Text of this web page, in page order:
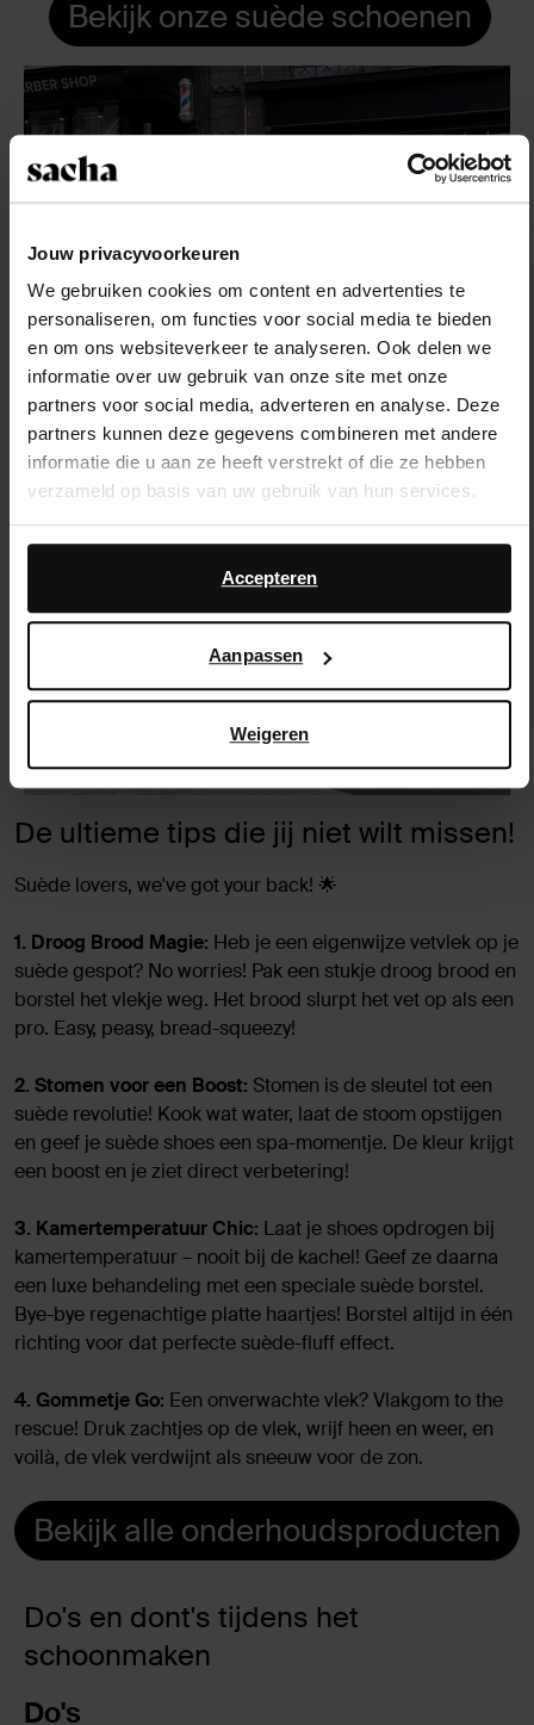
Jouw privacyvoorkeuren
We gebruiken cookies om content en advertenties te
personaliseren, om functies voor social media te bieden
en om ons websiteverkeer te analyseren. Ook delen we
informatie over uw gebruik van onze site met onze
partners voor social media, adverteren en analyse. Deze
partners kunnen deze gegevens combineren met andere
informatie die u aan ze heeft verstrekt of die ze hebben
verzameld op basis van uw gebruik van hun services.
Daarnaast werken wij samen met Google voor
advertentie- en meetdoeleinden. Meer informatie over hoe
Google uw persoonsgegevens gebruikt, vindt u op
Accepteren
Aanpassen
Weigeren
Bekijk onze suède schoenen
De ultieme tips die jij niet wilt missen!
Suède lovers, we've got your back! 🌟
1. Droog Brood Magie: Heb je een eigenwijze vetvlek op je
suède gespot? No worries! Pak een stukje droog brood en
borstel het vlekje weg. Het brood slurpt het vet op als een
pro. Easy, peasy, bread-squeezy!
2. Stomen voor een Boost: Stomen is de sleutel tot een
suède revolutie! Kook wat water, laat de stoom opstijgen
en geef je suède shoes een spa-momentje. De kleur krijgt
een boost en je ziet direct verbetering!
3. Kamertemperatuur Chic: Laat je shoes opdrogen bij
kamertemperatuur – nooit bij de kachel! Geef ze daarna
een luxe behandeling met een speciale suède borstel.
Bye-bye regenachtige platte haartjes! Borstel altijd in één
richting voor dat perfecte suède-fluff effect.
4. Gommetje Go: Een onverwachte vlek? Vlakgom to the
rescue! Druk zachtjes op de vlek, wrijf heen en weer, en
voilà, de vlek verdwijnt als sneeuw voor de zon.
Bekijk alle onderhoudsproducten
Do's en dont's tijdens het
schoonmaken
Do's